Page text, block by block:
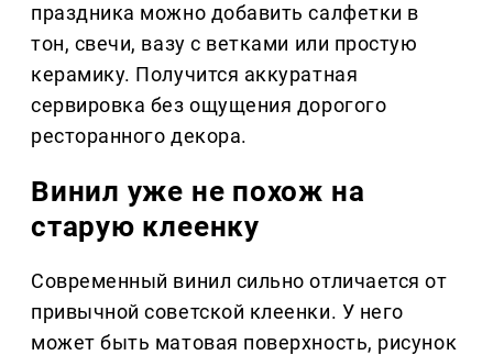
праздника можно добавить салфетки в
тон, свечи, вазу с ветками или простую
керамику. Получится аккуратная
сервировка без ощущения дорогого
ресторанного декора.
Винил уже не похож на
старую клеенку
Современный винил сильно отличается от
привычной советской клеенки. У него
может быть матовая поверхность, рисунок